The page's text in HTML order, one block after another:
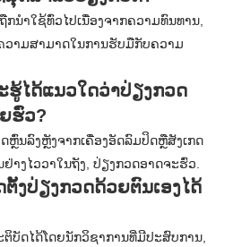
ກນໍາໃຊ້ທົ່ວໄປເນື່ອງຈາກຄວາມທົນທານ,
ວາມສາມາດໃນການຮັບມືກັບຄວາມ
ຮູ້ໄດ້ແນວໃດວ່າປ່ຽງກວດ
ຮົ່ວ?
ຫຼົ່ນລົງຫຼັງຈາກເຄື່ອງອັດລົມປິດຫຼືສັງເກດ
າງໄວວາໃນຖັງ, ປ່ຽງກວດອາດຈະຮົ່ວ.
ງປ່ຽງກວດດ້ວຍຕົນເອງໄດ້
ບັດໄດ້ໂດຍນັກວິຊາການທີ່ມີປະສົບການ,